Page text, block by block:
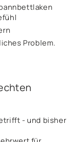
Problem.
- und bisher